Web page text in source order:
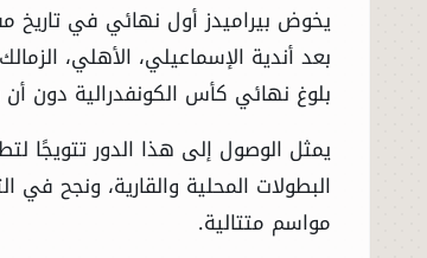
يخوض بيراميدز أول نهائي في تاريخ
بعد أندية الإسماعيلي، الأهلي،
بلوغ نهائي كأس الكونفدرالية دون أن
يمثل الوصول إلى هذا الدور تتويجًا
البطولات المحلية والقارية، ونجح في
مواسم متتالية.